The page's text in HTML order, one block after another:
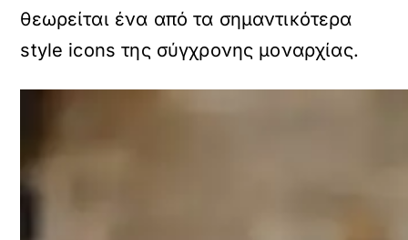
θεωρείται ένα από τα σημαντικότερα
style icons της σύγχρονης μοναρχίας.